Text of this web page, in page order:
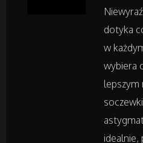
Adwokaci,
Weterynaryjne,
Sprzątanie,
dotyka
w
wybiera
lepszym
idealnie,